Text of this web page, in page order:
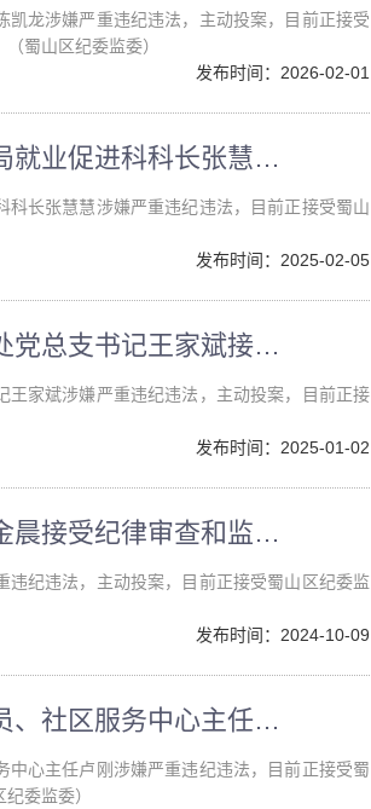
凯龙涉嫌严重违纪违法，主动投案，目前正接受
蜀山区纪委监委）
发布时间：2026-02-01
蜀山区人力资源和社会保障局就业促进科科长张慧慧接受纪律审查和监察调查
科长张慧慧涉嫌严重违纪违法，目前正接受蜀山
发布时间：2025-02-05
合肥市蜀山区园林绿化管理处党总支书记王家斌接受纪律审查和监察调查
王家斌涉嫌严重违纪违法，主动投案，目前正接
发布时间：2025-01-02
蜀山区市政管理处工作人员金晨接受纪律审查和监察调查
违纪违法，主动投案，目前正接受蜀山区纪委监
发布时间：2024-10-09
蜀山区南七街道原党工委委员、社区服务中心主任卢刚接受纪律审查和监察调查
中心主任卢刚涉嫌严重违纪违法，目前正接受蜀
委监委）